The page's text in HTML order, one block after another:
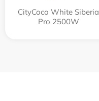
CityCoco White Siberia
Pro 2500W